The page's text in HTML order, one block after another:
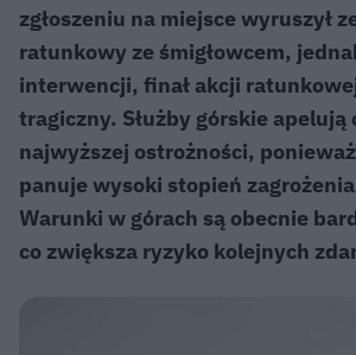
zgłoszeniu na miejsce wyruszył
ratunkowy ze śmigłowcem,
interwencji, finał akcji
tragiczny. Służby górskie apelują
najwyższej ostrożności,
panuje wysoki stopień
Warunki w górach są obecnie
co zwiększa ryzyko kolejnych